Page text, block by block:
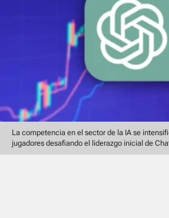
La competencia en el sector de la IA se
jugadores desafiando el liderazgo inicial de